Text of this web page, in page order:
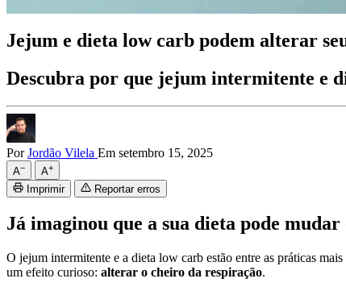
Jejum e dieta low carb podem alterar
Descubra por que jejum intermitente e
PorJordão Vilela Em setembro 15, 2025
A− A+
Imprimir Reportar erros
Já imaginou que a sua dieta pode mudar
O jejum intermitente e a dieta low carb estão entre as práticas
um efeito curioso: alterar o cheiro da respiração.